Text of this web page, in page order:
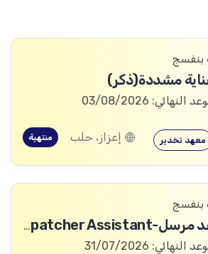
بنفسج
مشددة(ذكر)
النهائي: 03/08/2026
معهد تخدير إعزاز، حلب منتهية
بنفسج
مساعد مرسل-Dispatcher Assistant
النهائي: 31/07/2026